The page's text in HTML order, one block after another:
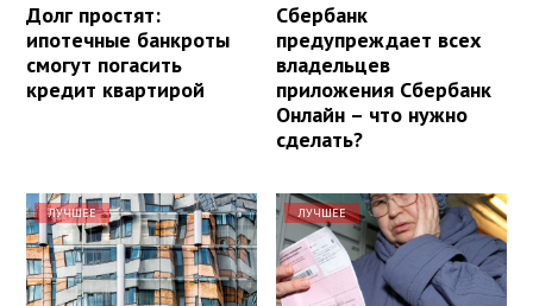
Долг простят:
ипотечные банкроты
смогут погасить
кредит квартирой
Сбербанк
предупреждает всех
владельцев
приложения Сбербанк
Онлайн – что нужно
сделать?
ЛУЧШЕЕ ЛУЧШЕЕ